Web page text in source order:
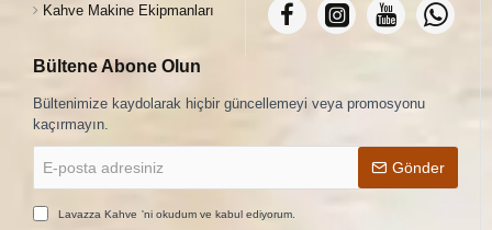
Kahve Makine Ekipmanları
Bültene Abone Olun
Bültenimize kaydolarak hiçbir güncellemeyi veya promosyonu
kaçırmayın.
posta
adresiniz
Gönder
Lavazza Kahve 'ni okudum ve kabul ediyorum.